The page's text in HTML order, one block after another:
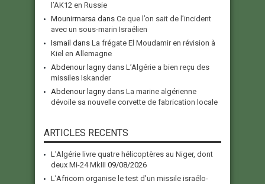
l’AK12 en Russie
Mounirmarsa dans Ce que l’on sait de l’incident
avec un sous-marin Israélien
Ismail dans La frégate El Moudamir en révision à
Kiel en Allemagne
Abdenour lagny dans L’Algérie a bien reçu des
missiles Iskander
Abdenour lagny dans La marine algérienne
dévoile sa nouvelle corvette de fabrication locale
ARTICLES RECENTS
L’Algérie livre quatre hélicoptères au Niger, dont
deux Mi-24 MkIII 09/08/2026
L’Africom organise le test d’un missile israélo-